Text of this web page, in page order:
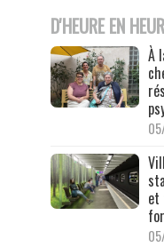
D'HEURE EN
À
et